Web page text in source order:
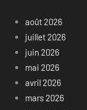
août 2026
juillet 2026
juin 2026
mai 2026
avril 2026
mars 2026